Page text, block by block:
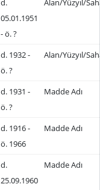
d.
05.01.1951
- ö. ?
Alan/Yüzyıl/
d. 1932 -
ö. ?
Alan/Yüzyıl/
d. 1931 -
ö. ?
Madde Adı
d. 1916 -
ö. 1966
Madde Adı
d.
25.09.1960
Madde Adı